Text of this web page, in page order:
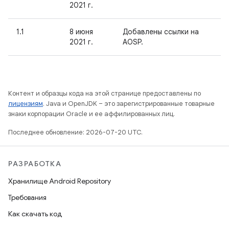
2021 г.
1.1
8 июня
2021 г.
Добавлены ссылки на
AOSP.
Контент и образцы кода на этой странице предоставлены по
лицензиям. Java и OpenJDK – это зарегистрированные товарные
знаки корпорации Oracle и ее аффилированных лиц.
Последнее обновление: 2026-07-20 UTC.
РАЗРАБОТКА
Хранилище Android Repository
Требования
Как скачать код